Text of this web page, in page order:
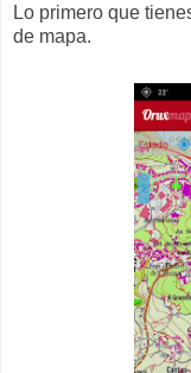
Lo primero que
de mapa.